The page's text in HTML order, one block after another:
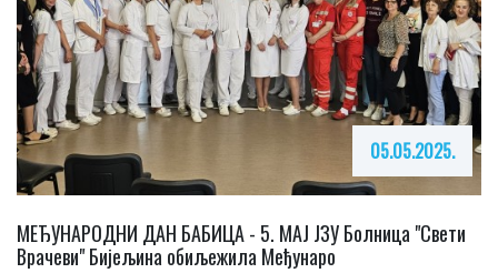
05.05.2025.
МЕЂУНАРОДНИ ДАН БАБИЦА - 5. МАЈ ЈЗУ Болница "Свети
Врачеви" Бијељина обиљежила Међунаро